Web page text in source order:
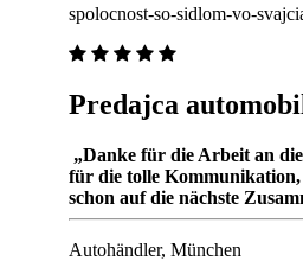
spolocnost-so-sidlom-vo-
Predajca
„Danke für die Arbeit an
für die tolle
schon auf die nächste
Autohändler, München